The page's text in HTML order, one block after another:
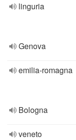
linguria
Genova
emilia-romagna
Bologna
veneto